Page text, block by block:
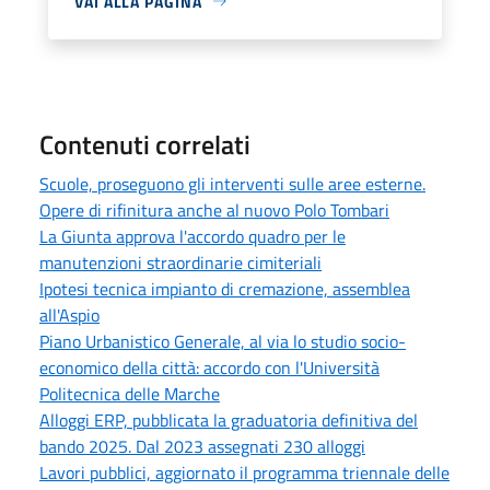
Contenuti correlati
Scuole, proseguono gli interventi sulle aree esterne.
Opere di rifinitura anche al nuovo Polo Tombari
La Giunta approva l'accordo quadro per le
manutenzioni straordinarie cimiteriali
Ipotesi tecnica impianto di cremazione, assemblea
all'Aspio
Piano Urbanistico Generale, al via lo studio socio-
economico della città: accordo con l'Università
Politecnica delle Marche
Alloggi ERP, pubblicata la graduatoria definitiva del
bando 2025. Dal 2023 assegnati 230 alloggi
Lavori pubblici, aggiornato il programma triennale delle